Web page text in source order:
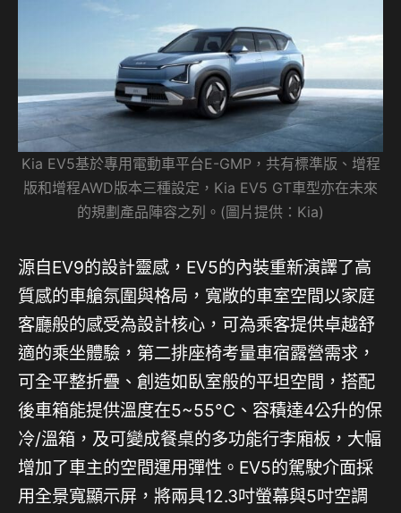
Kia EV5基於專用電動車平台E-GMP，共有標準版、增程
版和增程AWD版本三種設定，Kia EV5 GT車型亦在未來
的規劃產品陣容之列。(圖片提供：Kia)
源自EV9的設計靈感，EV5的內裝重新演譯了高
質感的車艙氛圍與格局，寬敞的車室空間以家庭
客廳般的感受為設計核心，可為乘客提供卓越舒
適的乘坐體驗，第二排座椅考量車宿露營需求，
可全平整折疊、創造如臥室般的平坦空間，搭配
後車箱能提供溫度在5~55°C、容積達4公升的保
冷/溫箱，及可變成餐桌的多功能行李廂板，大幅
增加了車主的空間運用彈性。EV5的駕駛介面採
用全景寬顯示屏，將兩具12.3吋螢幕與5吋空調